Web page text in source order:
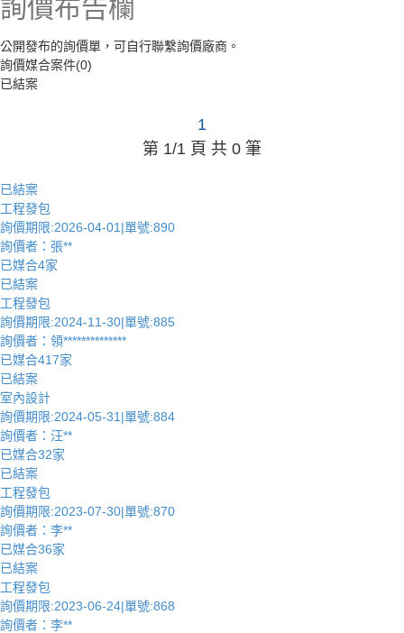
詢價布告欄
公開發布的詢價單，可自行聯繫詢價廠商。
詢價媒合案件(0)
已結案
1
第 1/1 頁 共 0 筆
已結案
工程發包
詢價期限:2026-04-01|單號:890
詢價者：張**
已媒合4家
已結案
工程發包
詢價期限:2024-11-30|單號:885
詢價者：領**************
已媒合417家
已結案
室內設計
詢價期限:2024-05-31|單號:884
詢價者：汪**
已媒合32家
已結案
工程發包
詢價期限:2023-07-30|單號:870
詢價者：李**
已媒合36家
已結案
工程發包
詢價期限:2023-06-24|單號:868
詢價者：李**